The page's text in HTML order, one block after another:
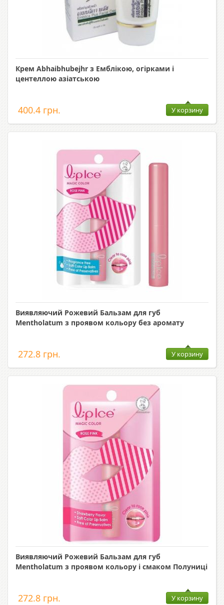
Крем Abhaibhubejhr з Емблікою, огірками і
центеллою азіатською
400.4 грн. У корзину
Виявляючий Рожевий Бальзам для губ
Mentholatum з проявом кольору без аромату
272.8 грн. У корзину
Виявляючий Рожевий Бальзам для губ
Mentholatum з проявом кольору і смаком Полуниці
272.8 грн. У корзину